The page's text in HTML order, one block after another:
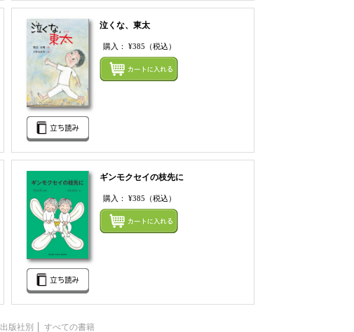
まとめてカートにいれる
泣くな、東太
購入：¥385 （税込）
まとめてカートにいれる
ギンモクセイの枝先に
購入：¥385 （税込）
出版社別 すべての書籍